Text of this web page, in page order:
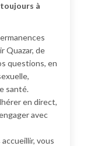
à
Quazar, de
questions, en
santé.
en direct,
avec
vous